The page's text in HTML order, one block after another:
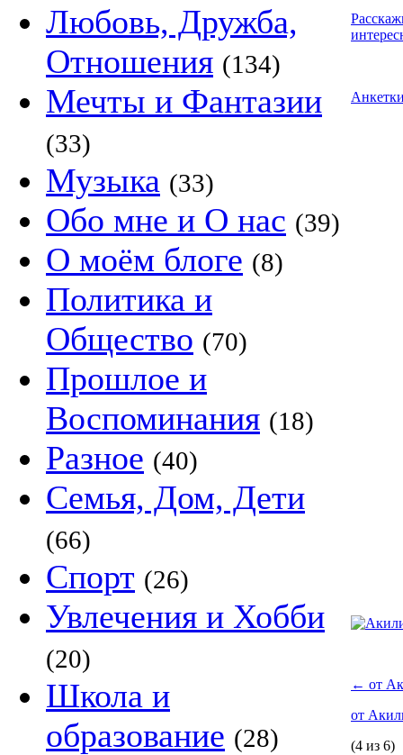
Любовь, Дружба,
Отношения (134)
Мечты и Фантазии
(33)
Музыка (33)
Обо мне и О нас (39)
О моём блоге (8)
Политика и
Общество (70)
Прошлое и
Воспоминания (18)
Разное (40)
Семья, Дом, Дети
(66)
Спорт (26)
Увлечения и Хобби
(20)
Школа и
образование (28)
← от
от
(4 из 6)